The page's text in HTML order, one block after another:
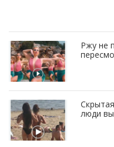
Ржу не
люди